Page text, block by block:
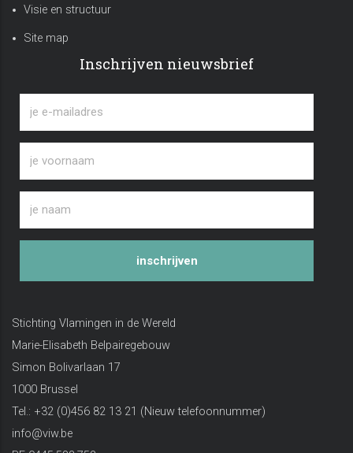
Visie en structuur
Site map
Inschrijven nieuwsbrief
inschrijven
Stichting Vlamingen in de Wereld
Marie-Elisabeth Belpairegebouw
Simon Bolivarlaan 17
1000 Brussel
Tel.: +32 (0)456 82 13 21 (Nieuw telefoonnummer)
info@viw.be